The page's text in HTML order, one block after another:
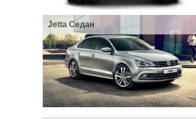
Jetta Седан